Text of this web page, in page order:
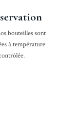
bouteilles sont
à température